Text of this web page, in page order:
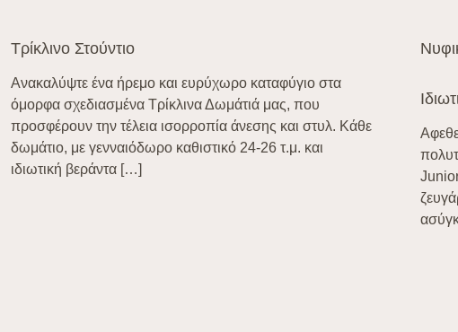
Τρίκλινο Στούντιο
Ανακαλύψτε ένα ήρεμο και ευρύχωρο καταφύγιο στα
όμορφα σχεδιασμένα Τρίκλινα Δωμάτιά μας, που
προσφέρουν την τέλεια ισορροπία άνεσης και στυλ. Κάθε
δωμάτιο, με γενναιόδωρο καθιστικό 24-26 τ.μ. και
ιδιωτική βεράντα […]
Junior